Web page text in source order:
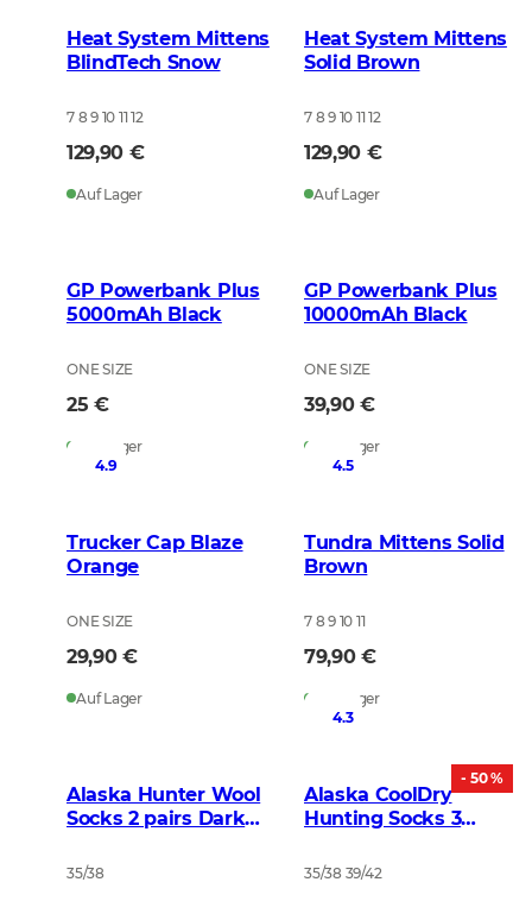
Heat System Mittens
BlindTech Snow
7 8 9 10 11 12
129,90 €
Auf Lager
Heat System Mittens
Solid Brown
7 8 9 10 11 12
129,90 €
Auf Lager
GP Powerbank Plus
5000mAh Black
ONE SIZE
25 €
Auf Lager
GP Powerbank Plus
10000mAh Black
ONE SIZE
39,90 €
Auf Lager
4.9
Trucker Cap Blaze
Orange
ONE SIZE
29,90 €
Auf Lager
4.5
Tundra Mittens Solid
Brown
7 8 9 10 11
79,90 €
Auf Lager
Alaska Hunter Wool
Socks 2 pairs Dark
35/38
- 50 %
4.3
Alaska CoolDry
Hunting Socks 3
35/38 39/42